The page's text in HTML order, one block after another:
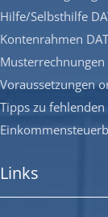
Hilfe/Selbsthilfe
Kontenrahmen
Musterrechnungen
Voraussetzungen
Tipps zu
Links